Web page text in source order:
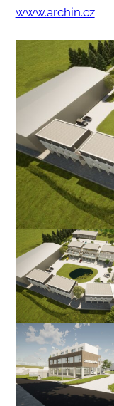
www.archin.cz